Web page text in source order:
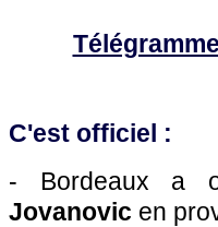
C'est officiel :
- Bordeaux a
Jovanovic en